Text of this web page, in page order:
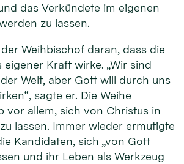
das Verkündete im eigenen
zu lassen.
Weihbischof daran, dass die
Kraft wirke. „Wir sind
Welt, aber Gott will durch uns
sagte er. Die Weihe
vor allem, sich von Christus in
lassen. Immer wieder ermutigte
Kandidaten, sich „von Gott
und ihr Leben als Werkzeug